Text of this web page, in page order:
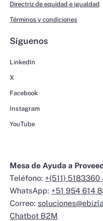
Directriz de equidad e igualdad
Términos y condiciones
Síguenos
LinkedIn
X
Facebook
Instagram
YouTube
Mesa de Ayuda a
Teléfono: +(511) 5183360
WhatsApp: +51 954 614
Correo:
Chatbot B2M